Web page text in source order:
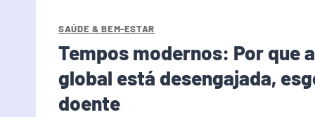
SAÚDE & BEM-ESTAR
Tempos modernos: Por que
global está desengajada,
doente